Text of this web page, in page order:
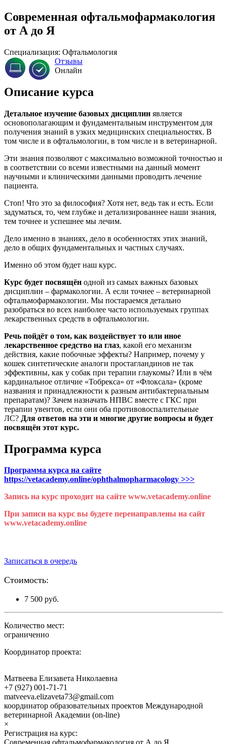
Современная офтальмофармакология
от А до Я
Специализация: Офтальмология
Отзывы
Онлайн
Описание курса
Детальное изучение базовых дисциплин является
основополагающим и фундаментальным инструментом для
получения знаний в узких медицинских специальностях. В
том числе и в офтальмологии, в том числе и в ветеринарной.
Эти знания позволяют с максимально возможной точностью и
в соответствии со всеми известными на данный момент
научными и клиническими данными проводить лечение
пациента.
Стоп! Что это за философия? Хотя нет, ведь так и есть. Если
задуматься, то, чем глубже и детализированнее наши знания,
тем точнее и успешнее мы лечим.
Дело именно в знаниях, дело в особенностях этих знаний,
дело в общих фундаментальных и частных случаях.
Именно об этом будет наш курс.
Курс будет посвящён одной из самых важных базовых
дисциплин – фармакологии. А если точнее – ветеринарной
офтальмофармакологии. Мы постараемся детально
разобраться во всех наиболее часто используемых группах
лекарственных средств в офтальмологии.
Речь пойдёт о том, как воздействует то или иное
лекарственное средство на глаз, какой его механизм
действия, какие побочные эффекты? Например, почему у
кошек синтетические аналоги простагландинов не так
эффективны, как у собак при терапии глаукомы? Или в чём
кардинальное отличие «Тобрекса» от «Флоксала» (кроме
названия и принадлежности к разным антибактериальным
препаратам)? Зачем назначать НПВС вместе с ГКС при
терапии увеитов, если они оба противовоспалительные
ЛС? Для ответов на эти и многие другие вопросы и будет
посвящён этот курс.
Программа курса
Программа курса на сайте
https://vetacademy.online/ophthalmopharmacology >>>
Запись на курс проходит на сайте www.vetacademy.online
При записи на курс вы будете перенаправлены на сайт
www.vetacademy.online
Записаться в очередь
Стоимость:
7 500 руб.
Количество мест:
ограниченно
Координатор проекта:
Матвеева Елизавета Николаевна
+7 (927) 001-71-71
matveeva.elizaveta73@gmail.com
координатор образовательных проектов Международной
ветеринарной Академии (on-line)
×
Регистрация на курс: